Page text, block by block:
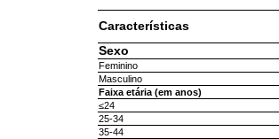
Características
Sexo
Feminino
Masculino
Faixa etária (em anos)
≤24
25-34
35-44